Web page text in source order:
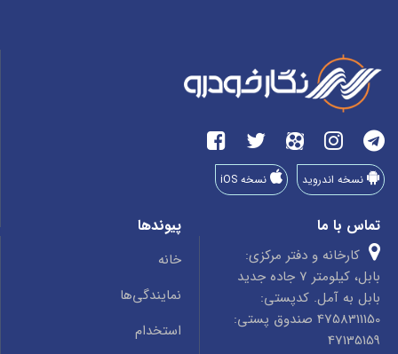
نسخه اندروید نسخه iOS
تماس با ما
کارخانه و دفتر مرکزی:
بابل، کیلومتر 7 جاده جدید
بابل به آمل. کدپستی:
4758311150 صندوق پستی:
47135159
پیوندها
خانه
نمایندگی‌ها
استخدام